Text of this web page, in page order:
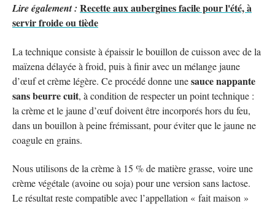
Lire également : Recette aux aubergines facile pour l'été, à
servir froide ou tiède
La technique consiste à épaissir le bouillon de cuisson avec de la
maïzena délayée à froid, puis à finir avec un mélange jaune
d’œuf et crème légère. Ce procédé donne unesauce nappante
sans beurre cuit, à condition de respecter un point technique :
la crème et le jaune d’œuf doivent être incorporés hors du feu,
dans un bouillon à peine frémissant, pour éviter que le jaune ne
coagule en grains.
Nous utilisons de la crème à 15 % de matière grasse, voire une
crème végétale (avoine ou soja) pour une version sans lactose.
Le résultat reste compatible avec l’appellation « fait maison »